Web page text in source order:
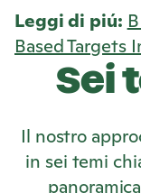
Leggi di piú:
Based Targets
Sei
Il nostro
in sei temi